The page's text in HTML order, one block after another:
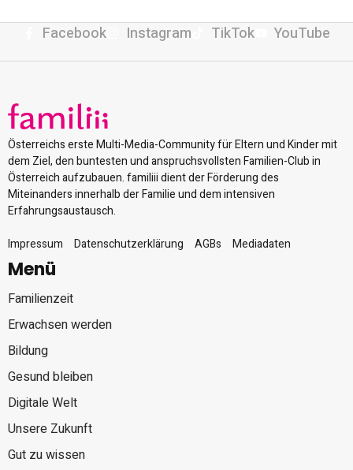
Facebook Instagram TikTok YouTube
Österreichs erste Multi-Media-Community für Eltern und Kinder mit
dem Ziel, den buntesten und anspruchsvollsten Familien-Club in
Österreich aufzubauen. familiii dient der Förderung des
Miteinanders innerhalb der Familie und dem intensiven
Erfahrungsaustausch.
Impressum
Datenschutzerklärung AGBs Mediadaten
Menü
Familienzeit
Erwachsen werden
Bildung
Gesund bleiben
Digitale Welt
Unsere Zukunft
Gut zu wissen